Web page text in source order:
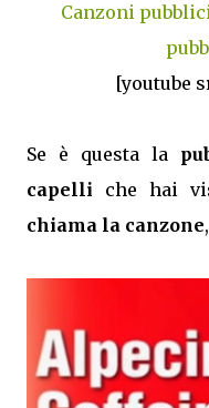
Canzoni
[youtube
Se è questa la
capelli che hai
chiama la canzone